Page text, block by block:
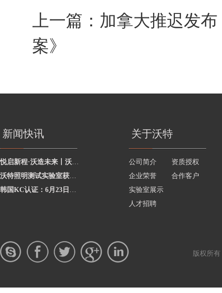
上一篇： 加拿大推迟发
案》
新闻快讯
悦启新程·沃造未来丨沃特学院2026年度讲师聘任暨2025年度优秀讲师颁奖活动圆
沃特照明测试实验室获澳洲灯具最新标准CNAS资质，助力企业合规出海澳洲市场
韩国KC认证：6月23日起将执行更严格的网络摄像头安全要求
关于沃特
公司简介
资质授权
企业荣誉
合作客户
实验室展示
人才招聘
版权所